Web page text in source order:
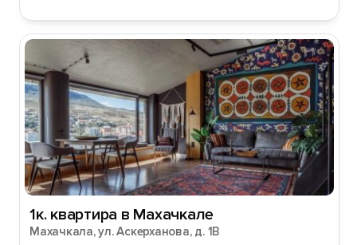
1к. квартира в Махачкале
Махачкала, ул. Аскерханова, д. 1В